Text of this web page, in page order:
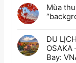
Mùa
DU
OSAKA
Bay: